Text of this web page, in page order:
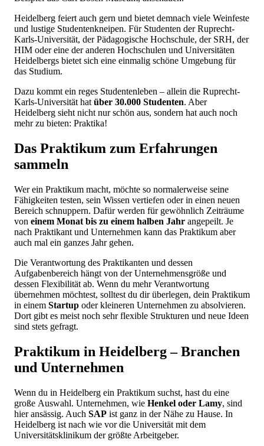
Heidelberg feiert auch gern und bietet demnach viele Weinfeste
und lustige Studentenkneipen. Für Studenten der Ruprecht-
Karls-Universität, der Pädagogische Hochschule, der SRH, der
HIM oder eine der anderen Hochschulen und Universitäten
Heidelbergs bietet sich eine einmalig schöne Umgebung für
das Studium.
Dazu kommt ein reges Studentenleben – allein die Ruprecht-
Karls-Universität hat über 30.000 Studenten. Aber
Heidelberg sieht nicht nur schön aus, sondern hat auch noch
mehr zu bieten: Praktika!
Das Praktikum zum Erfahrungen
sammeln
Wer ein Praktikum macht, möchte so normalerweise seine
Fähigkeiten testen, sein Wissen vertiefen oder in einen neuen
Bereich schnuppern. Dafür werden für gewöhnlich Zeiträume
von einem Monat bis zu einem halben Jahr angepeilt. Je
nach Praktikant und Unternehmen kann das Praktikum aber
auch mal ein ganzes Jahr gehen.
Die Verantwortung des Praktikanten und dessen
Aufgabenbereich hängt von der Unternehmensgröße und
dessen Flexibilität ab. Wenn du mehr Verantwortung
übernehmen möchtest, solltest du dir überlegen, dein Praktikum
in einem Startup oder kleineren Unternehmen zu absolvieren.
Dort gibt es meist noch sehr flexible Strukturen und neue Ideen
sind stets gefragt.
Praktikum in Heidelberg – Branchen
und Unternehmen
Wenn du in Heidelberg ein Praktikum suchst, hast du eine
große Auswahl. Unternehmen, wie Henkel oder Lamy, sind
hier ansässig. Auch SAP ist ganz in der Nähe zu Hause. In
Heidelberg ist nach wie vor die Universität mit dem
Universitätsklinikum der größte Arbeitgeber.